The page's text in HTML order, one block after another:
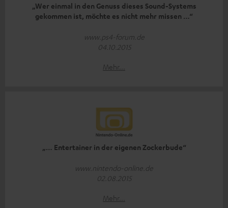
„Wer einmal in den Genuss dieses Sound-Systems
gekommen ist, möchte es nicht mehr missen …“
www.ps4-forum.de
04.10.2015
Mehr...
„… Entertainer in der eigenen Zockerbude“
www.nintendo-online.de
02.08.2015
Mehr...